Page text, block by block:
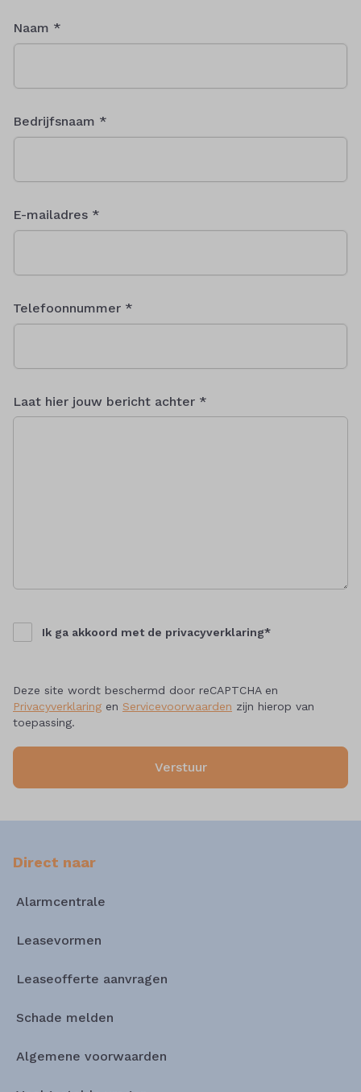
Naam *
Bedrijfsnaam *
E-mailadres *
Telefoonnummer *
Laat hier jouw bericht achter *
Ik ga akkoord met de privacyverklaring*
Deze site wordt beschermd door reCAPTCHA en
Privacyverklaring en Servicevoorwaarden zijn hierop van
toepassing.
Verstuur
Direct naar
Alarmcentrale
Leasevormen
Leaseofferte aanvragen
Schade melden
Algemene voorwaarden